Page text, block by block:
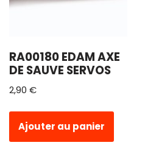
RA00180 EDAM AXE
DE SAUVE SERVOS
2,90 €
Ajouter au panier